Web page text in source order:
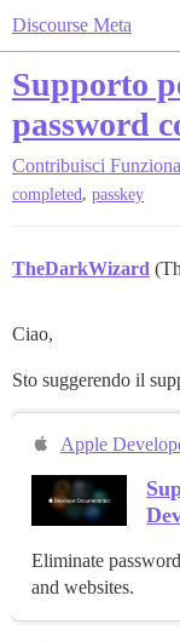
Discourse Meta
Supporto
password
Contribuisci
completed, passkey
TheDarkWizard
Ciao,
Sto suggerendo il
Apple
Eliminate
and websites.